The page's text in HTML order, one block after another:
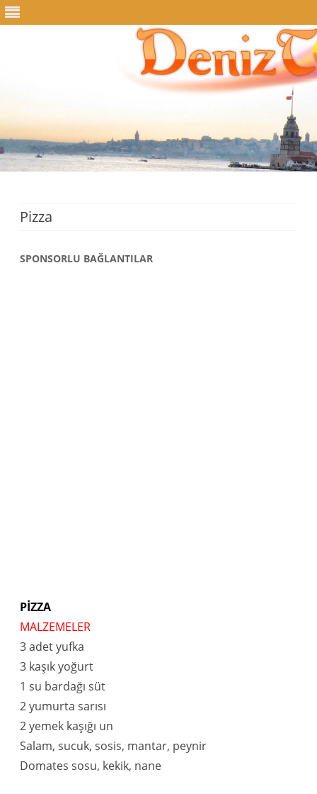
Pizza
SPONSORLU BAĞLANTILAR
PİZZA
MALZEMELER
3 adet yufka
3 kaşık yoğurt
1 su bardağı süt
2 yumurta sarısı
2 yemek kaşığı un
Salam, sucuk, sosis, mantar, peynir
Domates sosu, kekik, nane